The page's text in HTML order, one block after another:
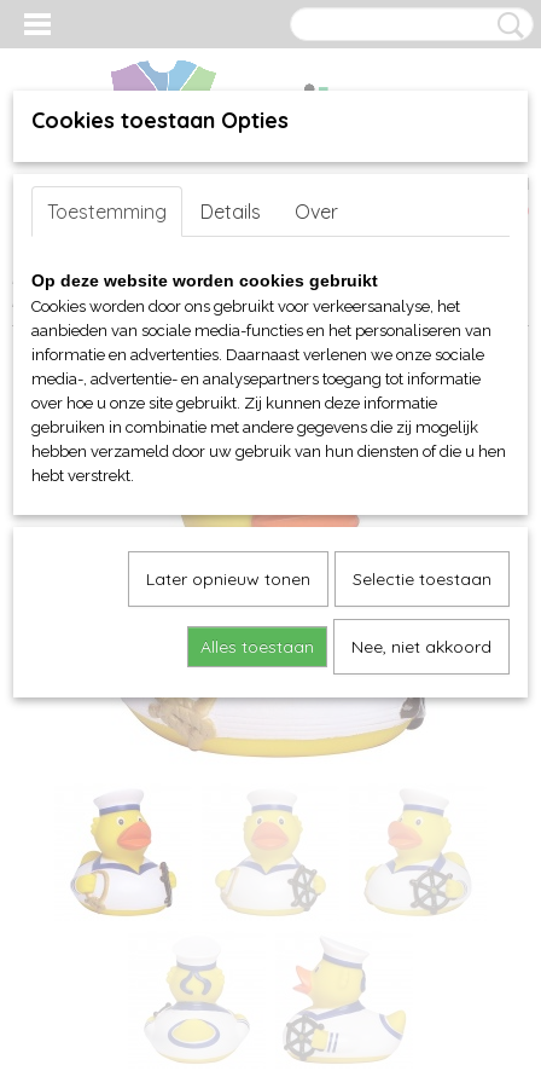
Inloggen Registreren
(0)
Home >webshop>Per merk >MBW Toys - Knuffels
MBW Schnabels® Squeaky Duck Seaman
Cookies toestaan Opties
Toestemming Details Over
Op deze website worden cookies gebruikt
Cookies worden door ons gebruikt voor verkeersanalyse, het
aanbieden van sociale media-functies en het personaliseren van
informatie en advertenties. Daarnaast verlenen we onze sociale
media-, advertentie- en analysepartners toegang tot informatie
over hoe u onze site gebruikt. Zij kunnen deze informatie
gebruiken in combinatie met andere gegevens die zij mogelijk
hebben verzameld door uw gebruik van hun diensten of die u hen
hebt verstrekt.
Later opnieuw tonen Selectie toestaan
Alles toestaan Nee, niet akkoord